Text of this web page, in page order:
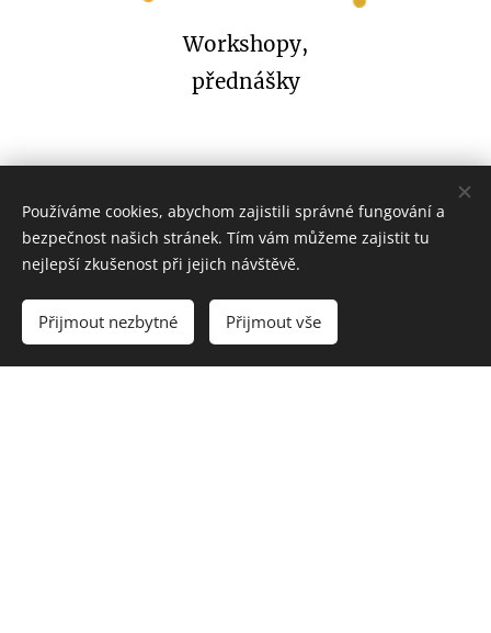
Workshopy,
přednášky
Používáme cookies, abychom zajistili správné fungování a
bezpečnost našich stránek. Tím vám můžeme zajistit tu
nejlepší zkušenost při jejich návštěvě.
Přijmout nezbytné Přijmout vše